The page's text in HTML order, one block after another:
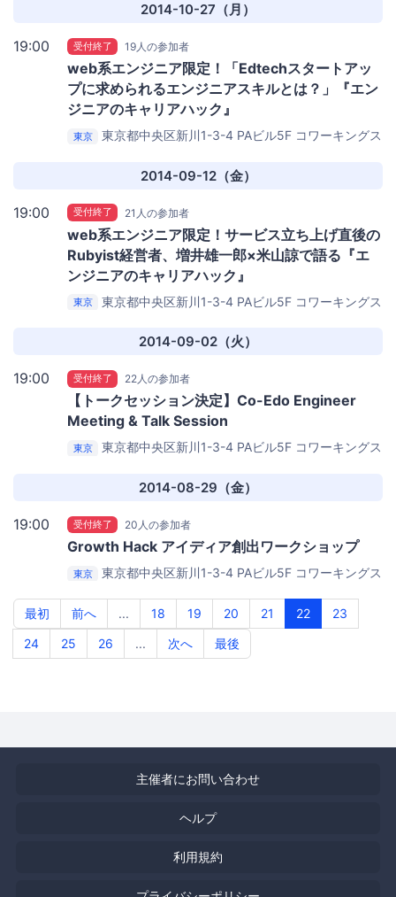
2014-10-27（月）
19:00 受付終了 19人の参加者
web系エンジニア限定！「Edtechスタートアッ
プに求められるエンジニアスキルとは？」『エン
ジニアのキャリアハック』
東京 東京都中央区新川1-3-4 PAビル5F コワーキングス
2014-09-12（金）
19:00 受付終了 21人の参加者
web系エンジニア限定！サービス立ち上げ直後の
Rubyist経営者、増井雄一郎×米山諒で語る『エ
ンジニアのキャリアハック』
東京 東京都中央区新川1-3-4 PAビル5F コワーキングス
2014-09-02（火）
19:00 受付終了 22人の参加者
【トークセッション決定】Co-Edo Engineer
Meeting & Talk Session
東京 東京都中央区新川1-3-4 PAビル5F コワーキングス
2014-08-29（金）
19:00 受付終了 20人の参加者
Growth Hack アイディア創出ワークショップ
東京 東京都中央区新川1-3-4 PAビル5F コワーキングス
最初
前へ ... 18 19 20 21 22
23
24
25 26 ... 次へ 最後
主催者にお問い合わせ
ヘルプ
利用規約